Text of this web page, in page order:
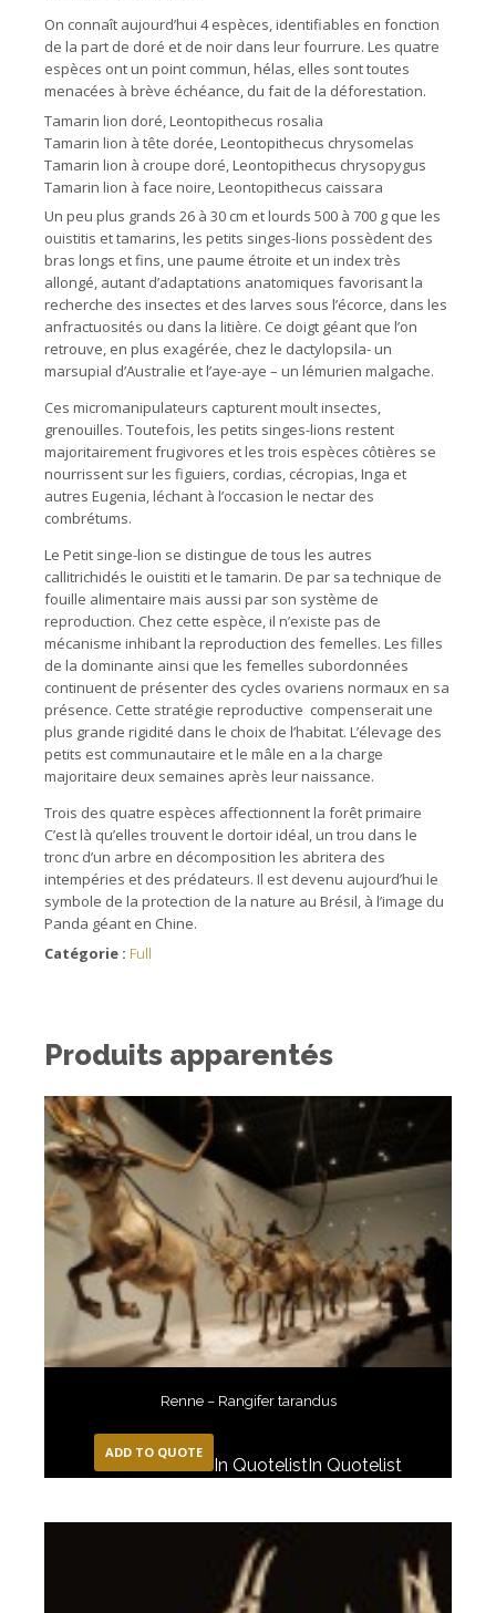
On connaît aujourd’hui 4 espèces, identifiables en fonction
de la part de doré et de noir dans leur fourrure. Les quatre
espèces ont un point commun, hélas, elles sont toutes
menacées à brève échéance, du fait de la déforestation.
Tamarin lion doré,Leontopithecus rosalia
Tamarin lion à tête dorée,Leontopithecus chrysomelas
Tamarin lion à croupe doré,Leontopithecus chrysopygus
Tamarin lion à face noire,Leontopithecus caissara
Un peu plus grands 26 à 30 cm et lourds 500 à 700 g que les
ouistitis et tamarins, les petits singes-lions possèdent des
bras longs et fins, une paume étroite et un index très
allongé, autant d’adaptations anatomiques favorisant la
recherche des insectes et des larves sous l’écorce, dans les
anfractuosités ou dans la litière. Ce doigt géant que l’on
retrouve, en plus exagérée, chez le dactylopsila- un
marsupial d’Australie et l’aye-aye – un lémurien malgache.
Ces micromanipulateurs capturent moult insectes,
grenouilles. Toutefois, les petits singes-lions restent
majoritairement frugivores et les trois espèces côtières se
nourrissent sur les figuiers, cordias, cécropias, Inga et
autres Eugenia, léchant à l’occasion le nectar des
combrétums.
Le Petit singe-lion se distingue de tous les autres
callitrichidés le ouistiti et le tamarin. De par sa technique de
fouille alimentaire mais aussi par son système de
reproduction. Chez cette espèce, il n’existe pas de
mécanisme inhibant la reproduction des femelles. Les filles
de la dominante ainsi que les femelles subordonnées
continuent de présenter des cycles ovariens normaux en sa
présence. Cette stratégie reproductive compenserait une
plus grande rigidité dans le choix de l’habitat. L’élevage des
petits est communautaire et le mâle en a la charge
majoritaire deux semaines après leur naissance.
Trois des quatre espèces affectionnent la forêt primaire
C’est là qu’elles trouvent le dortoir idéal, un trou dans le
tronc d’un arbre en décomposition les abritera des
intempéries et des prédateurs. Il est devenu aujourd’hui le
symbole de la protection de la nature au Brésil, à l’image du
Panda géant en Chine.
Catégorie : Full
Produits apparentés
Renne – Rangifer tarandus
ADD TO QUOTE
In QuotelistIn Quotelist